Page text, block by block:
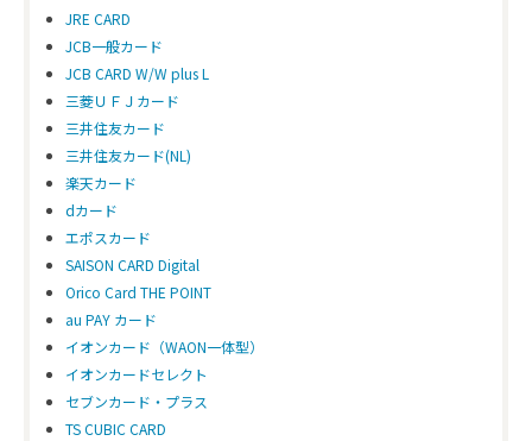
JRE CARD
JCB一般カード
JCB CARD W/W plus L
三菱ＵＦＪカード
三井住友カード
三井住友カード(NL)
楽天カード
dカード
エポスカード
SAISON CARD Digital
Orico Card THE POINT
au PAY カード
イオンカード（WAON一体型）
イオンカードセレクト
セブンカード・プラス
TS CUBIC CARD